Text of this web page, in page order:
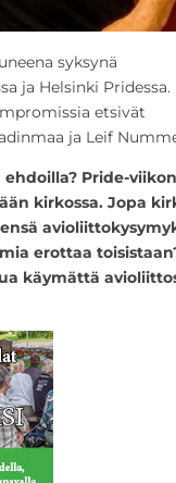
syksynä
ja Helsinki Pridessa.
etsivät
ja Leif
Pride-
kirkossa. Jopa
erottaa
käymättä